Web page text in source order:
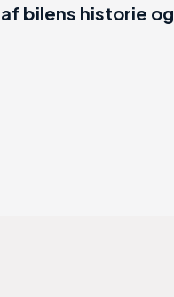
bilens historie og